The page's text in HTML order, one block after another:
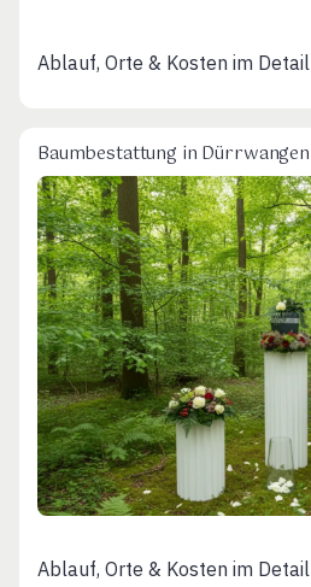
Ablauf, Orte & Kosten im Detail
Baumbestattung in Dürrwangen
Ablauf, Orte & Kosten im Detail